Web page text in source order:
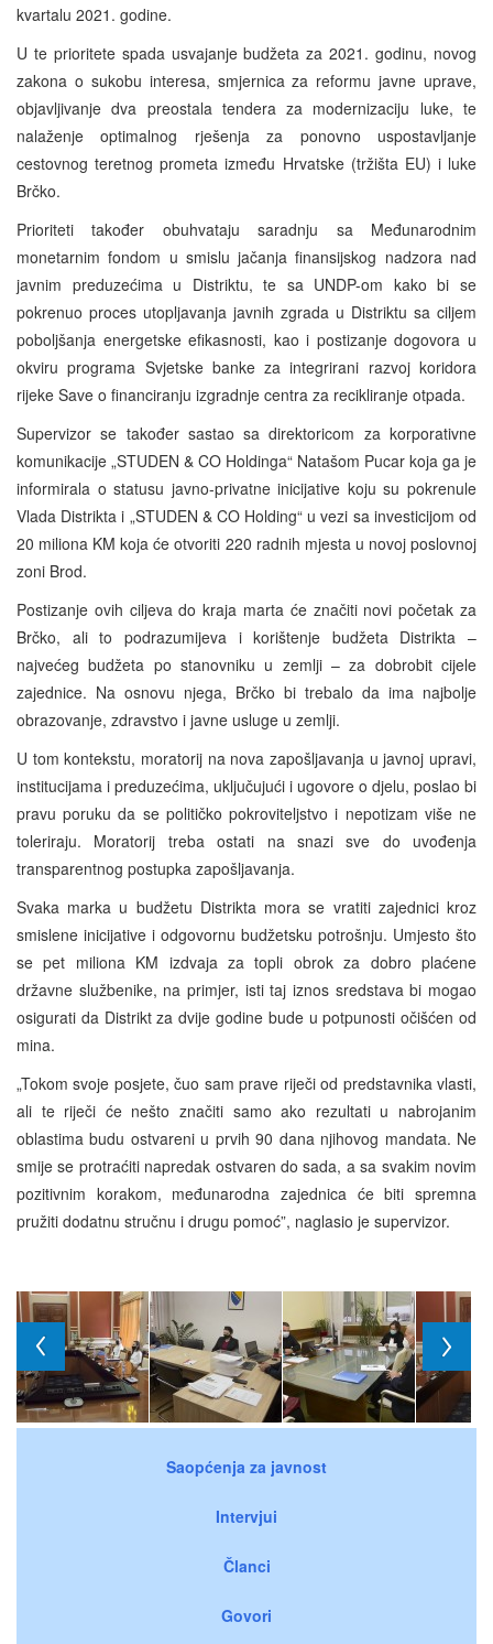
kvartalu 2021. godine.
U te prioritete spada usvajanje budžeta za 2021. godinu, novog
zakona o sukobu interesa, smjernica za reformu javne uprave,
objavljivanje dva preostala tendera za modernizaciju luke, te
nalaženje optimalnog rješenja za ponovno uspostavljanje
cestovnog teretnog prometa između Hrvatske (tržišta EU) i luke
Brčko.
Prioriteti također obuhvataju saradnju sa Međunarodnim
monetarnim fondom u smislu jačanja finansijskog nadzora nad
javnim preduzećima u Distriktu, te sa UNDP-om kako bi se
pokrenuo proces utopljavanja javnih zgrada u Distriktu sa ciljem
poboljšanja energetske efikasnosti, kao i postizanje dogovora u
okviru programa Svjetske banke za integrirani razvoj koridora
rijeke Save o financiranju izgradnje centra za recikliranje otpada.
Supervizor se također sastao sa direktoricom za korporativne
komunikacije „STUDEN & CO Holdinga“ Natašom Pucar koja ga je
informirala o statusu javno-privatne inicijative koju su pokrenule
Vlada Distrikta i „STUDEN & CO Holding“ u vezi sa investicijom od
20 miliona KM koja će otvoriti 220 radnih mjesta u novoj poslovnoj
zoni Brod.
Postizanje ovih ciljeva do kraja marta će značiti novi početak za
Brčko, ali to podrazumijeva i korištenje budžeta Distrikta –
najvećeg budžeta po stanovniku u zemlji – za dobrobit cijele
zajednice. Na osnovu njega, Brčko bi trebalo da ima najbolje
obrazovanje, zdravstvo i javne usluge u zemlji.
U tom kontekstu, moratorij na nova zapošljavanja u javnoj upravi,
institucijama i preduzećima, uključujući i ugovore o djelu, poslao bi
pravu poruku da se političko pokroviteljstvo i nepotizam više ne
toleriraju. Moratorij treba ostati na snazi sve do uvođenja
transparentnog postupka zapošljavanja.
Svaka marka u budžetu Distrikta mora se vratiti zajednici kroz
smislene inicijative i odgovornu budžetsku potrošnju. Umjesto što
se pet miliona KM izdvaja za topli obrok za dobro plaćene
državne službenike, na primjer, isti taj iznos sredstava bi mogao
osigurati da Distrikt za dvije godine bude u potpunosti očišćen od
mina.
„Tokom svoje posjete, čuo sam prave riječi od predstavnika vlasti,
ali te riječi će nešto značiti samo ako rezultati u nabrojanim
oblastima budu ostvareni u prvih 90 dana njihovog mandata. Ne
smije se protraćiti napredak ostvaren do sada, a sa svakim novim
pozitivnim korakom, međunarodna zajednica će biti spremna
pružiti dodatnu stručnu i drugu pomoć”, naglasio je supervizor.
Saopćenja za javnost
Intervjui
Članci
Govori